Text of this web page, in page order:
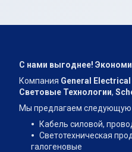
С нами выгоднее!
Компания General
Световые Технологии,
Мы предлагаем следующую
Кабель силовой,
Светотехническая
галогеновые